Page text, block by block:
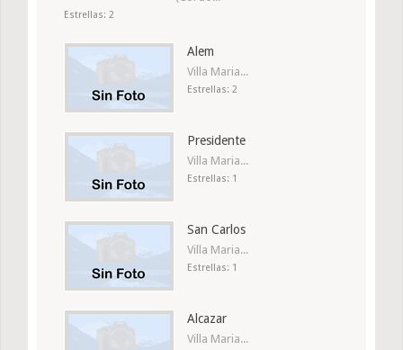
Estrellas: 2
Alem
Villa Maria...
Estrellas: 2
Presidente
Villa Maria...
Estrellas: 1
San Carlos
Villa Maria...
Estrellas: 1
Alcazar
Villa Maria...